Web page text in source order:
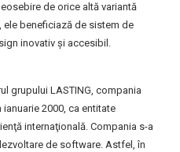
de orice altă variantă
ele beneficiază de sistem de
inovativ şi accesibil.
grupului LASTING, compania
2000, ca entitate
internaţională. Compania s-a
de software. Astfel, în